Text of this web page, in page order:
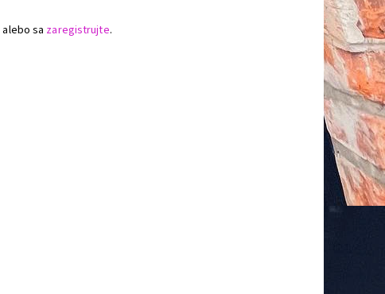
alebo sa zaregistrujte.